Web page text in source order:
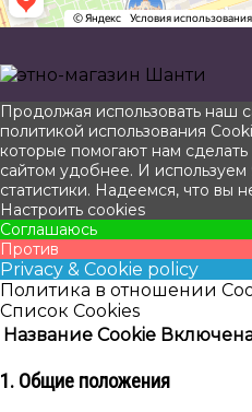
Прокрутить
вверх
Продолжая использовать наш
политикой использования
которые помогают нам
сайтом удобнее. И
статистики. Надеемся, что вы
Настроить cookies
Соглашаюсь
Против
Privacy & Cookie policy
Политика в отношении
Список Cookies
Название Cookie
1. Общие положения